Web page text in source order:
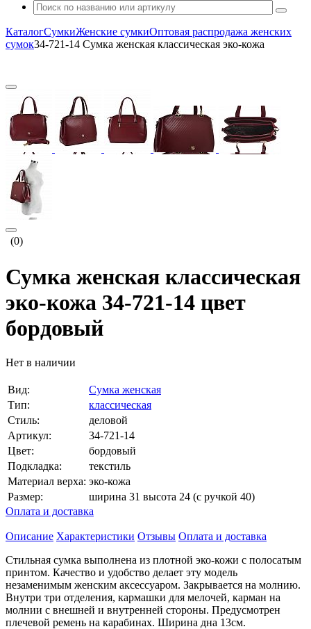
КаталогСумкиЖенские сумкиОптовая распродажа женских
сумок34-721-14 Сумка женская классическая эко-кожа
(0)
Сумка женская классическая
эко-кожа 34-721-14 цвет
бордовый
Нет в наличии
Вид:
Сумка женская
Тип:
классическая
Стиль:
деловой
Артикул:
34-721-14
Цвет:
бордовый
Подкладка:
текстиль
Материал верха: эко-кожа
Размер:
ширина 31 высота 24 (с ручкой 40)
Оплата и доставка
Описание Характеристики Отзывы Оплата и доставка
Стильная сумка выполнена из плотной эко-кожи с полосатым
принтом. Качество и удобство делает эту модель
незаменимым женским аксессуаром. Закрывается на молнию.
Внутри три отделения, кармашки для мелочей, карман на
молнии с внешней и внутренней стороны. Предусмотрен
плечевой ремень на карабинах. Ширина дна 13см.